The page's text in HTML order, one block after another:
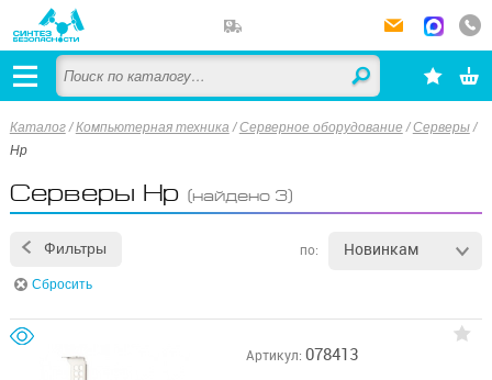
Каталог /Компьютерная техника /Серверное оборудование /Серверы/
Hp
Серверы Hp (найдено 3)
Фильтры по: Новинкам
Сбросить
Артикул: 078413